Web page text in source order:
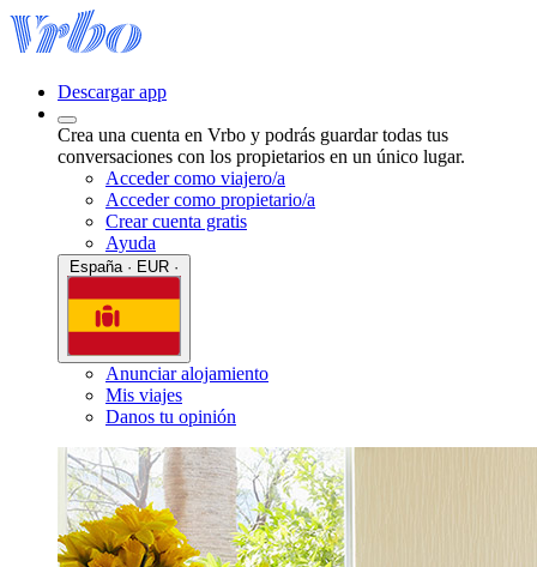
Descargar app
Crea una cuenta en Vrbo y podrás guardar todas tus
conversaciones con los propietarios en un único lugar.
Acceder como viajero/a
Acceder como propietario/a
Crear cuenta gratis
Ayuda
Anunciar alojamiento
Mis viajes
Danos tu opinión